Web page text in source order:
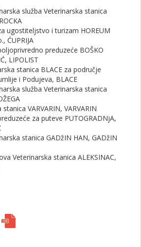
služba Veterinarska stanica
ugostiteljstvo i turizam HOREUM
ĆUPRIJA
preduzeće BOŠKO
LIPOLIST
stanica BLACE za područje
i Podujeva, BLACE
služba Veterinarska stanica
VARVARIN, VARVARIN
za puteve PUTOGRADNjA,
stanica GADžIN HAN, GADžIN
Veterinarska stanica ALEKSINAC,